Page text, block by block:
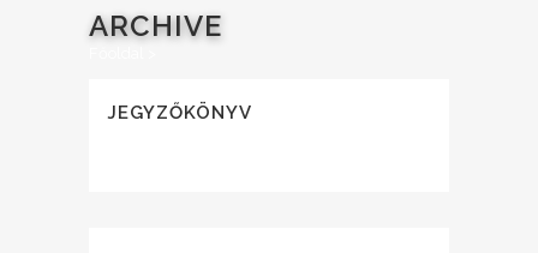
ARCHIVE
JEGYZŐKÖNYV